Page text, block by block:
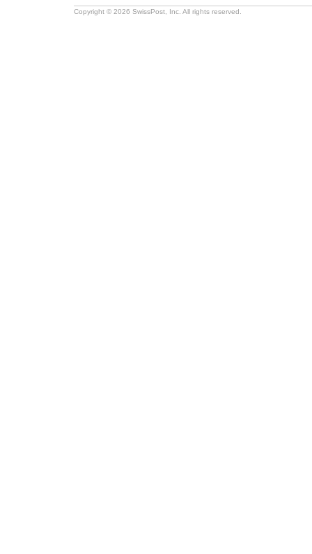
Copyright © 2026 SwissPost, Inc. All rights reserved.